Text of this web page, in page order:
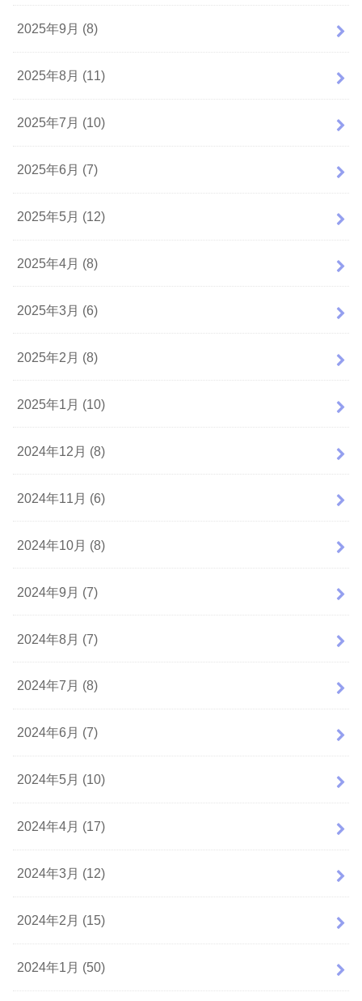
2025年9月 (8)
2025年8月 (11)
2025年7月 (10)
2025年6月 (7)
2025年5月 (12)
2025年4月 (8)
2025年3月 (6)
2025年2月 (8)
2025年1月 (10)
2024年12月 (8)
2024年11月 (6)
2024年10月 (8)
2024年9月 (7)
2024年8月 (7)
2024年7月 (8)
2024年6月 (7)
2024年5月 (10)
2024年4月 (17)
2024年3月 (12)
2024年2月 (15)
2024年1月 (50)